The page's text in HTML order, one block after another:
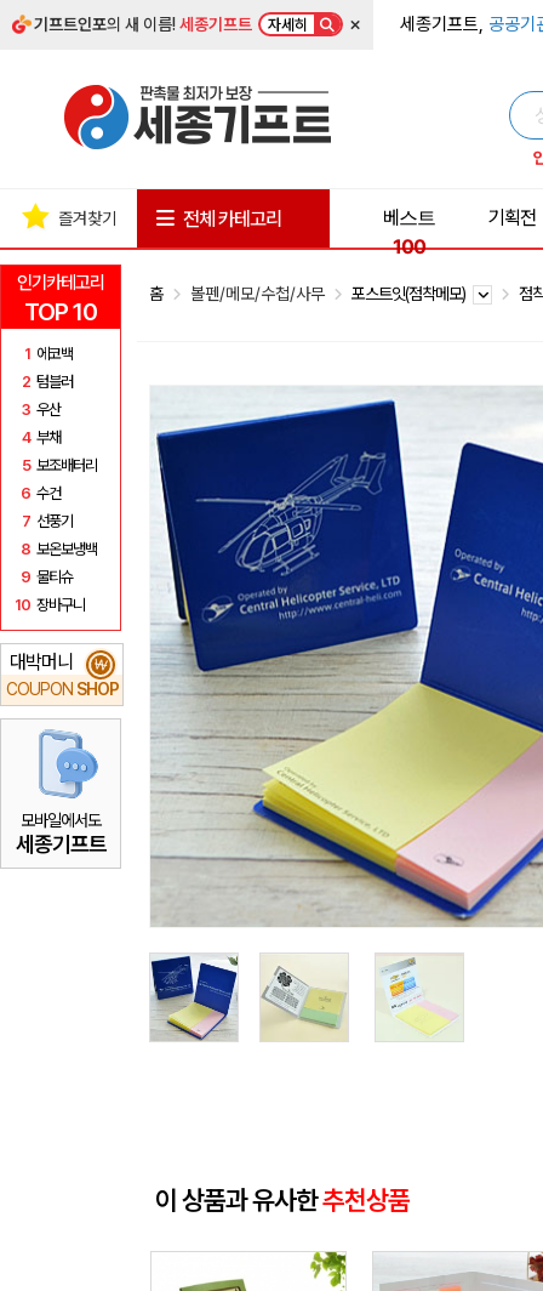
기프트인포의 새 이름!세종기프트 자세히 × 세종기프트, 공공기
인기카테고리
TOP 10
1 에코백
2 텀블러
3 우산
4 부채
5 보조배터리
6 수건
7 선풍기
8 보온보냉백
9 물티슈
10 장바구니
대박머니
COUPON SHOP
₩
모바일에서도
세종기프트
즐겨찾기 전체 카테고리
베스트
100
기획전
홈 볼펜/메모/수첩/사무 포스트잇(점착메모) 점
이 상품과 유사한추천상품